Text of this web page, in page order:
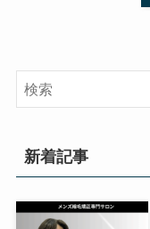
新着記事